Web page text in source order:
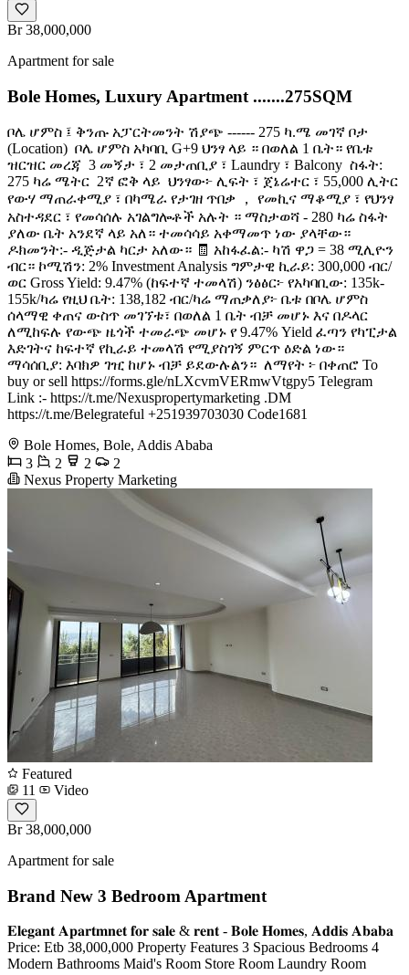
Br 38,000,000
Apartment for sale
Bole Homes, Luxury Apartment .......275SQM
ቦሌ ሆምስ ፤ ቅንጡ አፓርትመንት ሽያጭ ------ 275 ካ.ሜ መገኛ ቦታ
(Location) ️ ቦሌ ሆምስ አካባቢ G+9 ህንፃ ላይ ። በወለል 1 ቤት። የቤቱ
ዝርዝር መረጃ ️ 3 መኝታ ፣ 2 መታጠቢያ ፣ Laundry ፣ Balcony ️ ስፋት:
275 ካሬ ሜትር ️ 2ኛ ፎቅ ላይ ️ ህንፃው፦ ሊፍት ፣ ጀኔሬተር ፣ 55,000 ሊትር
የውሃ ማጠራቀሚያ ፣ በካሜራ የታገዘ ጥበቃ ， የመኪና ማቆሚያ ፣ የህንፃ
አስተዳደር ፣ የመሳሰሉ አገልግሎቶች አሉት ። ማስታወሻ - 280 ካሬ ስፋት
ያለው ቤት አንደኛ ላይ አለ። ተመሳሳይ አቀማመጥ ነው ያላቸው።
ዶክመንት:- ዲጅታል ካርታ አለው። 🧾 አከፋፈል:- ካሽ ዋጋ = 38 ሚሊዮን
ብር። ኮሚሽን: 2% Investment Analysis ግምታዊ ኪራይ: 300,000 ብር/
ወር Gross Yield: 9.47% (ከፍተኛ ተመላሽ) ንፅፅር፦ የአካባቢው: 135k-
155k/ካሬ የዚህ ቤት: 138,182 ብር/ካሬ ማጠቃለያ፦ ቤቱ በቦሌ ሆምስ
ሰላማዊ ቀጠና ውስጥ መገኘቱ፣ በወለል 1 ቤት ብቻ መሆኑ እና በዶላር
ለሚከፍሉ የውጭ ዜጎች ተመራጭ መሆኑ የ 9.47% Yield ፈጣን የካፒታል
እድገትና ከፍተኛ የኪራይ ተመላሽ የሚያስገኝ ምርጥ ዕድል ነው። ️
ማሳሰቢያ: እባክዎ ገዢ ከሆኑ ብቻ ይደውሉልን። ️ ለማየት ፦ በቀጠሮ To
buy or sell https://forms.gle/nLXcvmVERmwVtgpy5 Telegram
Link :- https://t.me/Nexuspropertymarketing .DM
https://t.me/Belegrateful +251939703030 Code1681
Bole Homes, Bole, Addis Ababa
3
2 2
2
Nexus Property Marketing
Featured
11
Video
Br 38,000,000
Apartment for sale
Brand New 3 Bedroom Apartment
𝐄𝐥𝐞𝐠𝐚𝐧𝐭 𝐀𝐩𝐚𝐫𝐭𝐦𝐧𝐞𝐭 𝐟𝐨𝐫 𝐬𝐚𝐥𝐞 & 𝐫𝐞𝐧𝐭 - 𝐁𝐨𝐥𝐞 𝐇𝐨𝐦𝐞𝐬, 𝐀𝐝𝐝𝐢𝐬 𝐀𝐛𝐚𝐛𝐚
Price: Etb 38,000,000 Property Features 3 Spacious Bedrooms 4
Modern Bathrooms Maid's Room Store Room Laundry Room